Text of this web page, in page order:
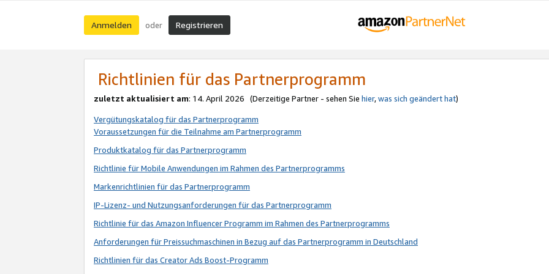
Anmelden oder Registrieren
Richtlinien für das Partnerprogramm
zuletzt aktualisiert am: 14. April 2026 (Derzeitige Partner - sehen Sie hier,was sich geändert hat)
Vergütungskatalog für das Partnerprogramm
Voraussetzungen für die Teilnahme am Partnerprogramm
Produktkatalog für das Partnerprogramm
Richtlinie für Mobile Anwendungen im Rahmen des Partnerprogramms
Markenrichtlinien für das Partnerprogramm
IP-Lizenz- und Nutzungsanforderungen für das Partnerprogramm
Richtlinie für das Amazon Influencer Programm im Rahmen des Partnerprogramms
Anforderungen für Preissuchmaschinen in Bezug auf das Partnerprogramm in Deutschland
Richtlinien für das Creator Ads Boost-Programm